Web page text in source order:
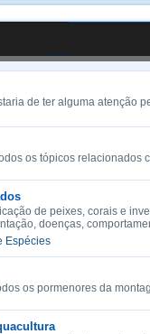
de ter alguma atenção
os tópicos relacionados
de peixes, corais e
doenças,
Espécies
os pormenores da